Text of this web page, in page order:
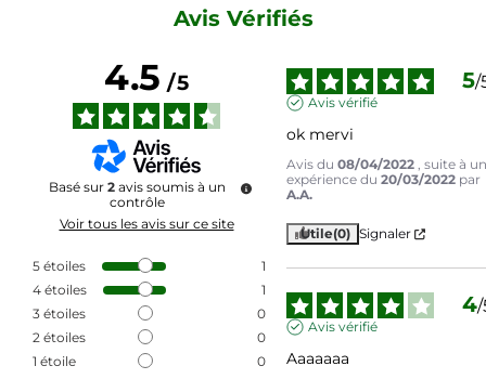
Avis Vérifiés
4.5/5
Basé sur 2 avis soumis à un
contrôle
Voir tous les avis sur ce site
5 étoiles
1
4 étoiles
1
3 étoiles
0
2 étoiles
0
1 étoile 0
5/
Avis vérifié
ok mervi
Avis du08/04/2022 , suite à
expérience du20/03/2022 par
A.A.
Utile(0) Signaler
4/
Avis vérifié
Aaaaaaa